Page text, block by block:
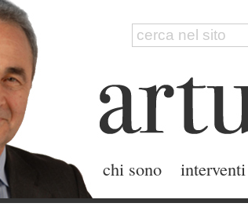
chi sono interventi